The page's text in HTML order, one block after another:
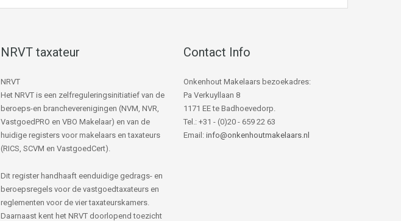
NRVT taxateur
NRVT
Het NRVT is een zelfreguleringsinitiatief van de
beroeps-en brancheverenigingen (NVM, NVR,
VastgoedPRO en VBO Makelaar) en van de
huidige registers voor makelaars en taxateurs
(RICS, SCVM en VastgoedCert).
Dit register handhaaft eenduidige gedrags- en
beroepsregels voor de vastgoedtaxateurs en
reglementen voor de vier taxateurskamers.
Daarnaast kent het NRVT doorlopend toezicht
Contact Info
Onkenhout Makelaars bezoekadres:
Pa Verkuyllaan 8
1171 EE te Badhoevedorp.
Tel.: +31 - (0)20 - 659 22 63
Email: info@onkenhoutmakelaars.nl